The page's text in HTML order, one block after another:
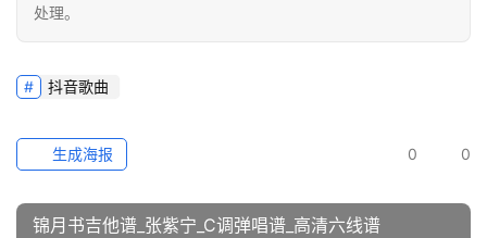
处理。
抖音歌曲
0 0
生成海报
锦月书吉他谱_张紫宁_C调弹唱谱_高清六线谱